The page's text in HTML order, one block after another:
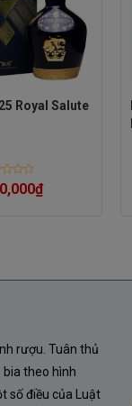
Royal Salute
₫
rượu. Tuân thủ
bia theo hình
số điều của Luật